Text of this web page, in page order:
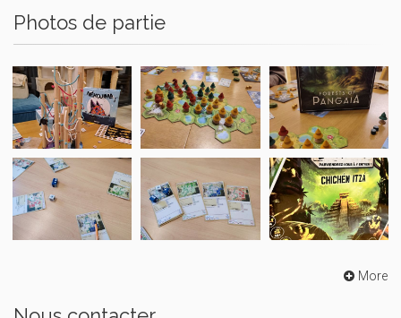
Photos de partie
More